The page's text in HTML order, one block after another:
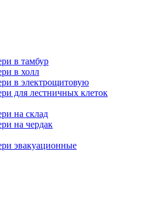
в тамбур
в холл
в электрощитовую
для лестничных клеток
на склад
на чердак
эвакуационные